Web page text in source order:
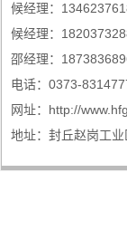
候经理：
候经理：
邵经理：
电话：0373-
网址：http://
地址：封丘赵岗工业